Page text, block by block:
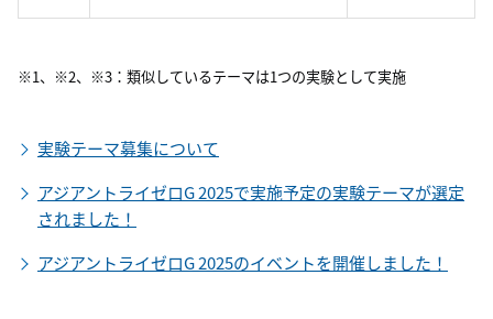
※1、※2、※3：類似しているテーマは1つの実験として実施
実験テーマ募集について
アジアントライゼロG 2025で実施予定の実験テーマが選定
されました！
アジアントライゼロG 2025のイベントを開催しました！